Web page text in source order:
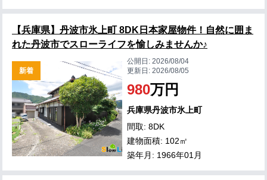
【兵庫県】丹波市氷上町 8DK日本家屋物件！自然に囲ま
れた丹波市でスローライフを愉しみませんか♪
新着
公開日:2026/08/04
更新日:2026/08/05
980万円
兵庫県丹波市氷上町
間取: 8DK
建物面積: 102㎡
築年月: 1966年01月